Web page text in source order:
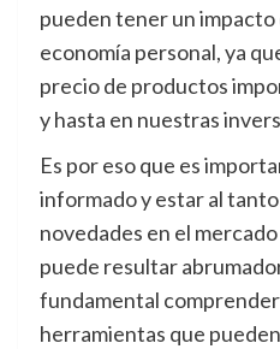
pueden tener un
economía personal, ya
precio de productos
y hasta en nuestras
Es por eso que es
informado y estar al
novedades en el
puede resultar
fundamental
herramientas que